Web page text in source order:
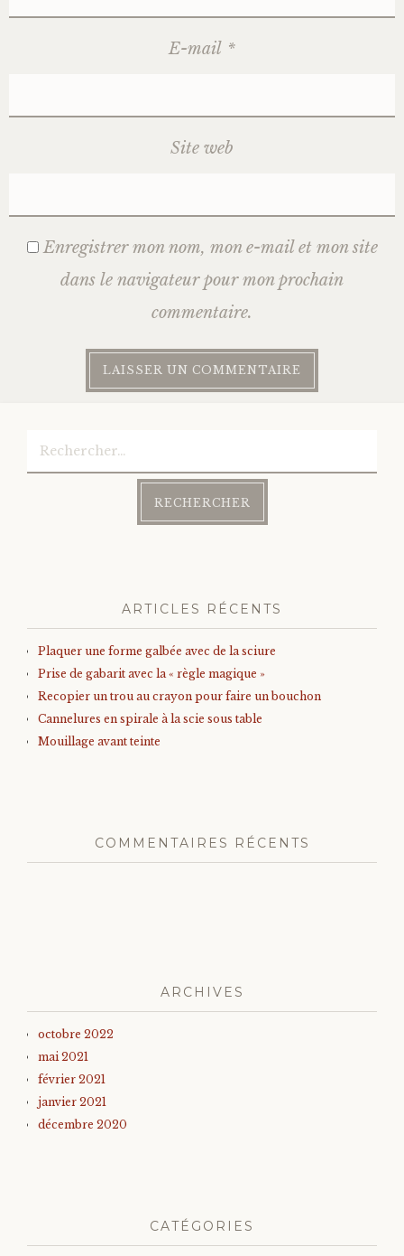
E-mail *
Site web
Enregistrer mon nom, mon e-mail et mon site
dans le navigateur pour mon prochain
commentaire.
ARTICLES RÉCENTS
Plaquer une forme galbée avec de la sciure
Prise de gabarit avec la « règle magique »
Recopier un trou au crayon pour faire un bouchon
Cannelures en spirale à la scie sous table
Mouillage avant teinte
COMMENTAIRES RÉCENTS
ARCHIVES
octobre 2022
mai 2021
février 2021
janvier 2021
décembre 2020
CATÉGORIES